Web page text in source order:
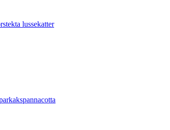
lussekatter